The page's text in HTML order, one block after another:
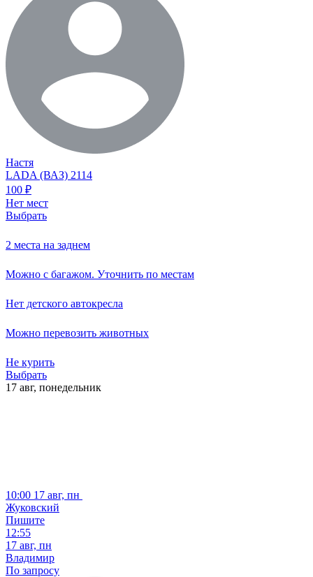
Настя
LADA (ВАЗ) 2114
100 ₽
Нет мест
Выбрать
2 места на заднем
Можно с багажом. Уточнить по местам
Нет детского автокресла
Можно перевозить животных
Не курить
Выбрать
17 авг, понедельник
10:00 17 авг, пн
Жуковский
Пишите
12:55
17 авг, пн
Владимир
По запросу